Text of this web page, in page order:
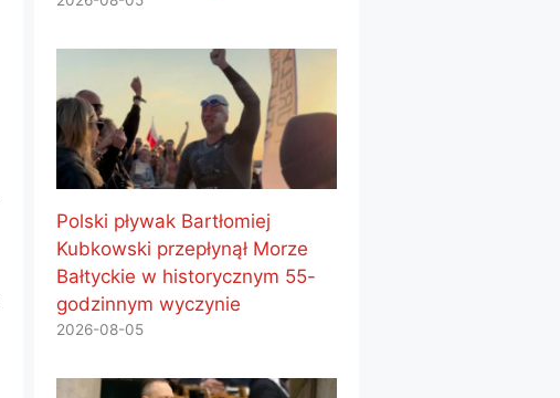
Polski pływak Bartłomiej
Kubkowski przepłynął Morze
Bałtyckie w historycznym 55-
godzinnym wyczynie
2026-08-05